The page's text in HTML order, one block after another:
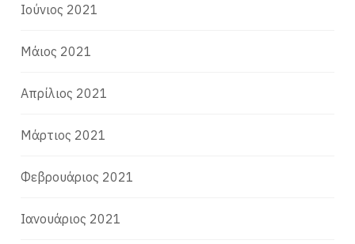
Ιούνιος 2021
Μάιος 2021
Απρίλιος 2021
Μάρτιος 2021
Φεβρουάριος 2021
Ιανουάριος 2021